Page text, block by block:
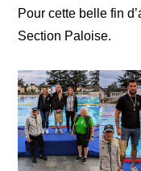
Pour cette belle fin
Section Paloise.